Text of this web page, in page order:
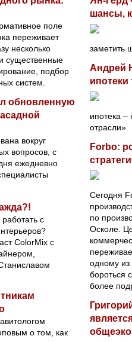
поле
переживает
несколько
существенные
подбор
систем.
обновленную
вокруг
вопросов, с
ежедневно
с
ColorMix с
о том, как
шансы,
заметить
Андрей
ипотеки
ипотека –
отрасли»
Forbo:
Сегодня
по
Осколе.
одному
бороться
более